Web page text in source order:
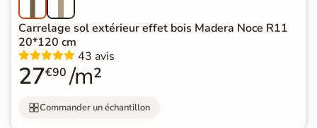
Carrelage sol extérieur effet bois Madera Noce R11
20*120 cm
43 avis
27€90 /m²
Commander un échantillon